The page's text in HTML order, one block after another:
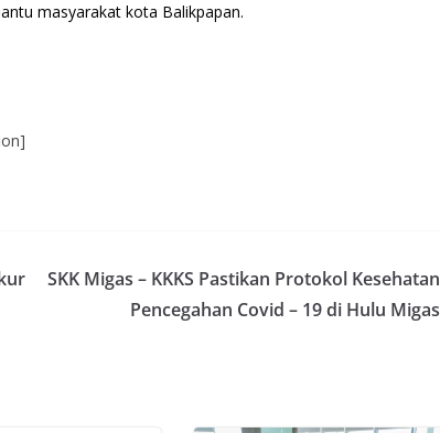
masyarakat kota Balikpapan.
SKK Migas – KKKS Pastikan Protokol Kesehatan
Pencegahan Covid – 19 di Hulu Migas